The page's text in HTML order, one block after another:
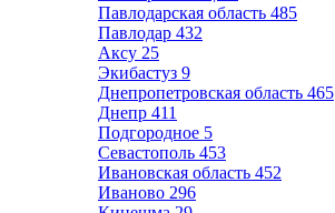
Павлодарская область 485
Павлодар 432
Аксу 25
Экибастуз 9
Днепропетровская область 465
Днепр 411
Подгородное 5
Севастополь 453
Ивановская область 452
Иваново 296